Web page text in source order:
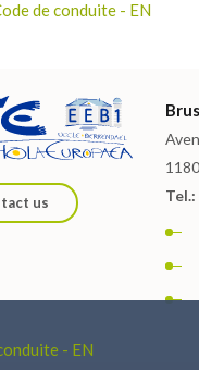
de conduite - EN
us
Tel.:
- EN